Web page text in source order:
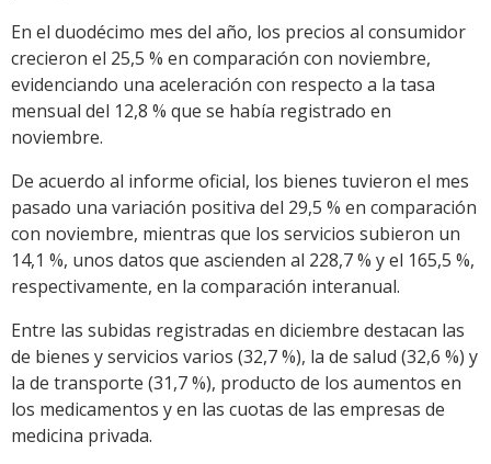
En el duodécimo mes del año, los precios al consumidor
crecieron el 25,5 % en comparación con noviembre,
evidenciando una aceleración con respecto a la tasa
mensual del 12,8 % que se había registrado en
noviembre.
De acuerdo al informe oficial, los bienes tuvieron el mes
pasado una variación positiva del 29,5 % en comparación
con noviembre, mientras que los servicios subieron un
14,1 %, unos datos que ascienden al 228,7 % y el 165,5 %,
respectivamente, en la comparación interanual.
Entre las subidas registradas en diciembre destacan las
de bienes y servicios varios (32,7 %), la de salud (32,6 %) y
la de transporte (31,7 %), producto de los aumentos en
los medicamentos y en las cuotas de las empresas de
medicina privada.